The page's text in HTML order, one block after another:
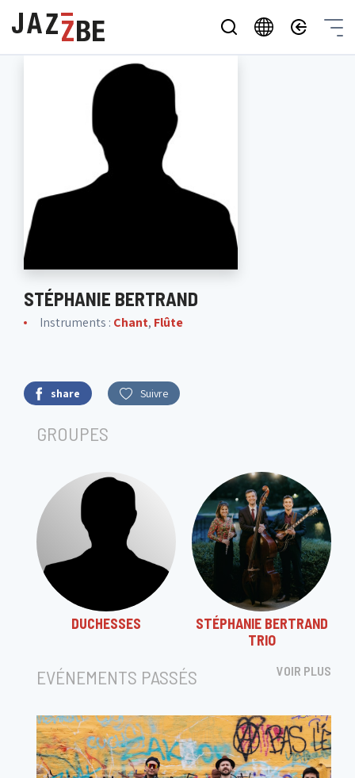
STÉPHANIE BERTRAND
Instruments : Chant, Flûte
share Suivre
GROUPES
DUCHESSES
STÉPHANIE BERTRAND
TRIO
EVÉNEMENTS PASSÉS VOIR PLUS